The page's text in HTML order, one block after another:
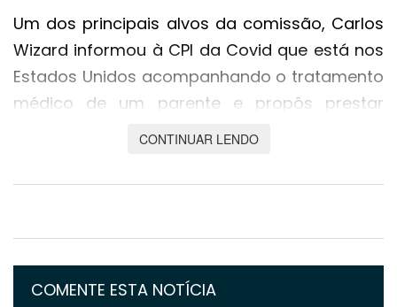
Um dos principais alvos da comissão, Carlos
Wizard informou à CPI da Covid que está nos
Estados Unidos acompanhando o tratamento
médico de um parente e propôs prestar
depoimento de forma remota, o que não foi
que foi concedido pelo ministro Luís Roberto
Barroso.
CONTINUAR LENDO
COMENTE ESTA NOTÍCIA